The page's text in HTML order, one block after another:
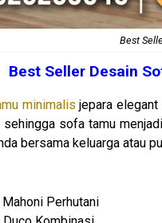
Best
Best Seller Desain
minimalis jepara
sehingga sofa tamu
bersama keluarga atau
Mahoni Perhutani